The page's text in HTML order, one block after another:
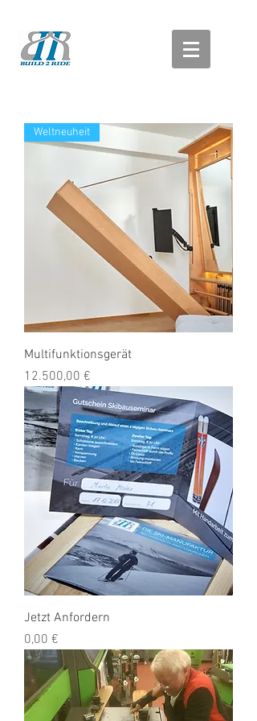
Weltneuheit
Multifunktionsgerät
Preis
12.500,00 €
Jetzt Anfordern
Preis
0,00 €